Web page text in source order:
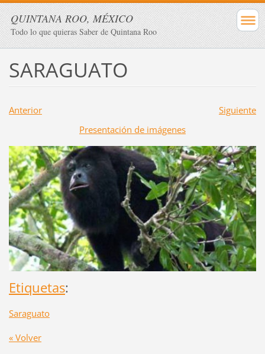
QUINTANA ROO, MÉXICO
Todo lo que quieras Saber de Quintana Roo
SARAGUATO
Anterior
Siguiente
Presentación de imágenes
Etiquetas:
Saraguato
« Volver